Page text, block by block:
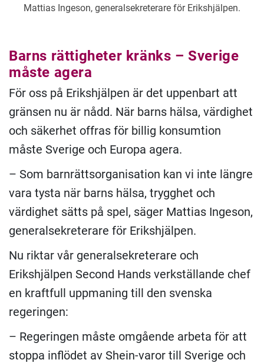
Mattias Ingeson, generalsekreterare för Erikshjälpen.
Barns rättigheter kränks – Sverige
måste agera
För oss på Erikshjälpen är det uppenbart att
gränsen nu är nådd. När barns hälsa, värdighet
och säkerhet offras för billig konsumtion
måste Sverige och Europa agera.
– Som barnrättsorganisation kan vi inte längre
vara tysta när barns hälsa, trygghet och
värdighet sätts på spel, säger Mattias Ingeson,
generalsekreterare för Erikshjälpen.
Nu riktar vår generalsekreterare och
Erikshjälpen Second Hands verkställande chef
en kraftfull uppmaning till den svenska
regeringen:
– Regeringen måste omgående arbeta för att
stoppa inflödet av Shein-varor till Sverige och